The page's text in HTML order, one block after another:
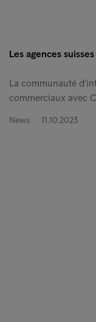
Les agences
La communauté
commerciaux avec
News 11.10.2023